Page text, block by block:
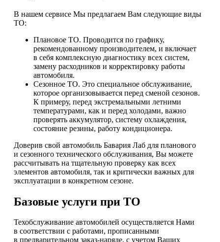
В нашем сервисе Мы предлагаем Вам следующие виды
ТО:
Плановое ТО. Проводится по графику,
рекомендованному производителем, и включает
в себя комплексную диагностику всех систем,
замену расходников и корректировку работы
автомобиля.
Сезонное ТО. Это специальное обслуживание,
которое организовывается перед сменой сезонов.
К примеру, перед экстремальными летними
температурами, как и перед холодами, важно
проверять аккумулятор, систему охлаждения,
состояние резины, работу кондиционера.
Доверив свой автомобиль Бавария Лаб для планового
и сезонного технического обслуживания, Вы можете
рассчитывать на тщательную проверку как всех
элементов автомобиля, так и критически важных для
эксплуатации в конкретном сезоне.
Базовые услуги при ТО
Техобслуживание автомобилей осуществляется Нами
в соответствии с работами, прописанными
в предварительном заказ-наряде, с учетом Ваших